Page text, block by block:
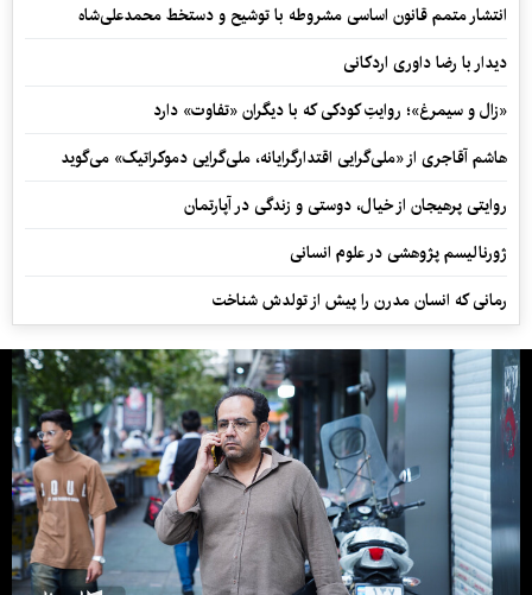
انتشار متمم قانون اساسی مشروطه با توشیح و دستخط محمدعلی‌شاه
دیدار با رضا داوری اردکانی
«زال و سیمرغ»؛ روایتِ کودکی که با دیگران «تفاوت» دارد
هاشم آقاجری از «ملی‌گرایی اقتدارگرایانه، ملی‌گرایی دموکراتیک» می‌گوید
روایتی پرهیجان از خیال، دوستی و زندگی در آپارتمان
ژورنالیسم پژوهشی در علوم انسانی
رمانی که انسان مدرن را پیش از تولدش شناخت